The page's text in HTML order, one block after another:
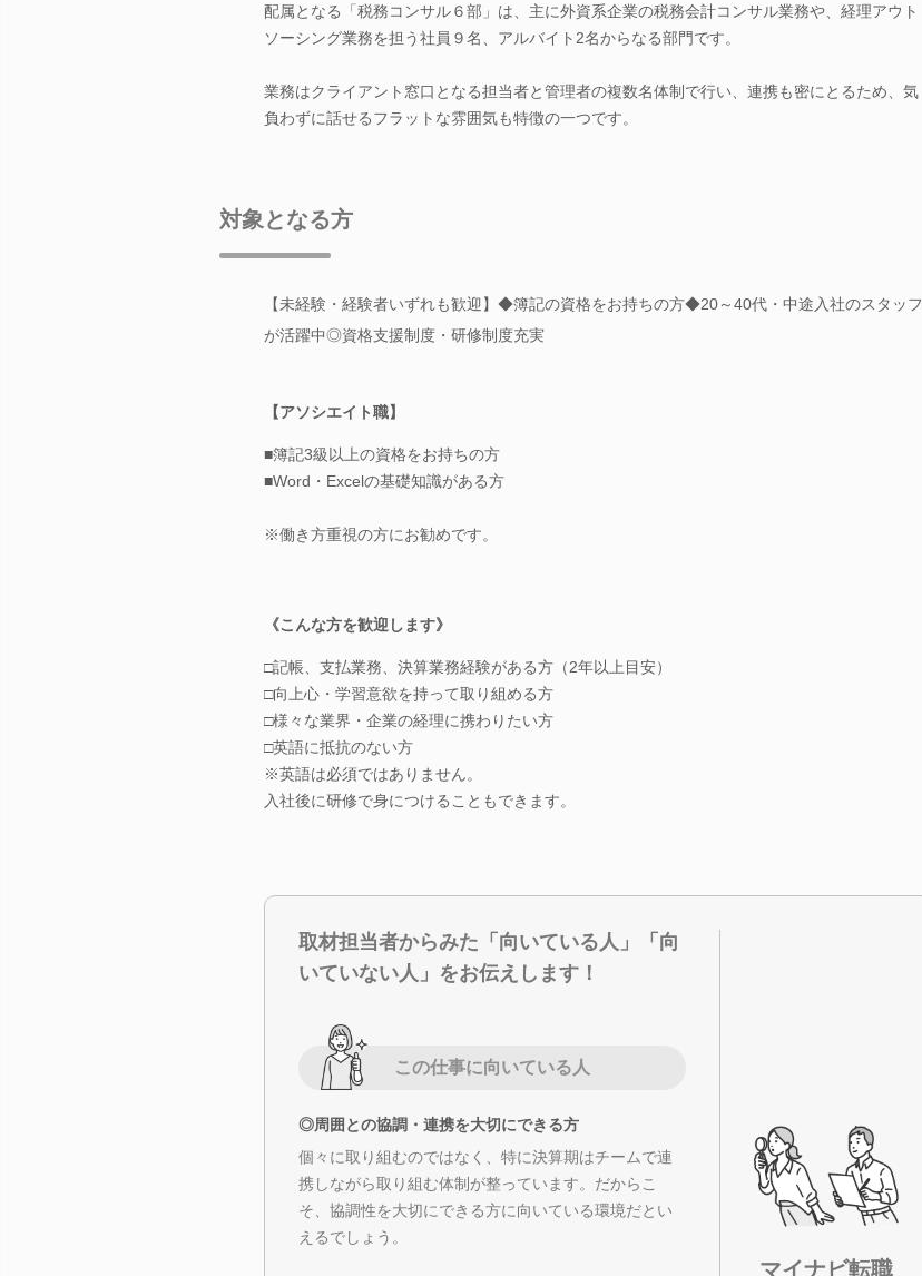
配属となる「税務コンサル６部」は、主に外資系企業の税務会計コンサル業務や、経理アウト
ソーシング業務を担う社員９名、アルバイト2名からなる部門です。
業務はクライアント窓口となる担当者と管理者の複数名体制で行い、連携も密にとるため、気
負わずに話せるフラットな雰囲気も特徴の一つです。
対象となる方
【未経験・経験者いずれも歓迎】◆簿記の資格をお持ちの方◆20～40代・中途入社のスタッフ
が活躍中◎資格支援制度・研修制度充実
【アソシエイト職】
■簿記3級以上の資格をお持ちの方
■Word・Excelの基礎知識がある方
※働き方重視の方にお勧めです。
《こんな方を歓迎します》
□記帳、支払業務、決算業務経験がある方（2年以上目安）
□向上心・学習意欲を持って取り組める方
□様々な業界・企業の経理に携わりたい方
□英語に抵抗のない方
※英語は必須ではありません。
入社後に研修で身につけることもできます。
取材担当者からみた「向いている人」「向
いていない人」をお伝えします！
この仕事に向いている人
◎周囲との協調・連携を大切にできる方
個々に取り組むのではなく、特に決算期はチームで連
携しながら取り組む体制が整っています。だからこ
そ、協調性を大切にできる方に向いている環境だとい
えるでしょう。
マイナビ転職